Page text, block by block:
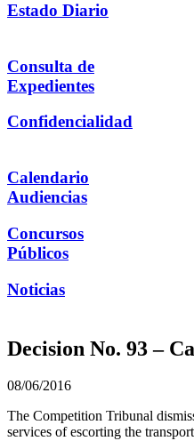
Estado Diario
Consulta de
Expedientes
Confidencialidad
Calendario
Audiencias
Concursos
Públicos
Noticias
Decision No. 93 –
08/06/2016
The Competition Tribunal
services of escorting the